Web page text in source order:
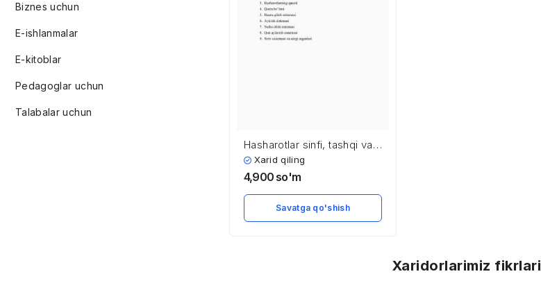
Biznes uchun
E-ishlanmalar
E-kitoblar
Pedagoglar uchun
Talabalar uchun
Hasharotlar sinfi, tashqi va
ichki tuzilishi
Xarid qiling
4,900 so'm
Savatga qo'shish
Xaridorlarimiz fikrlari